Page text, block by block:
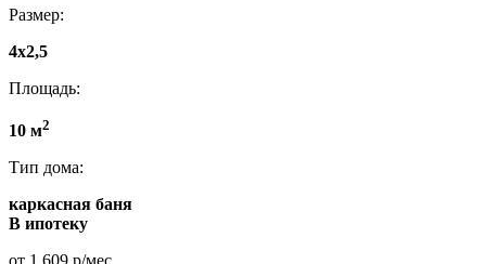
Размер:
4x2,5
Площадь:
10 м2
Тип дома:
каркасная баня
В ипотеку
от 1 609 р/мес